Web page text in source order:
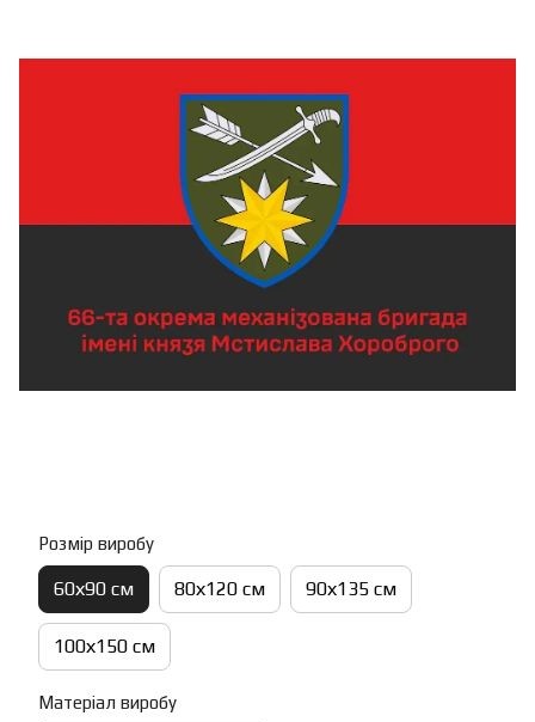
Розмір виробу
60х90 см 80х120 см 90х135 см
100х150 см
Матеріал виробу